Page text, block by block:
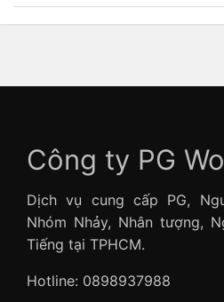
Công ty PG
Dịch vụ cung cấp PG,
Nhóm Nhảy, Nhân tượng,
Tiếng tại TPHCM.
Hotline: 0898937988